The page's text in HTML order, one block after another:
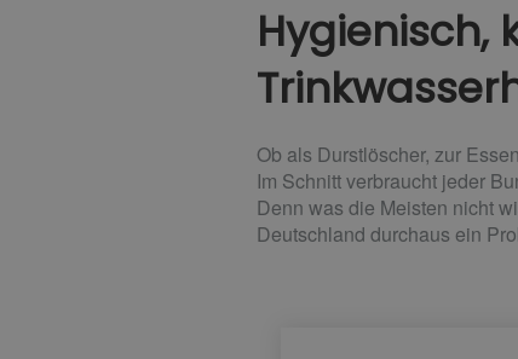
Hygienisch,
Ob als Durstlöscher, zur
Im Schnitt verbraucht jeder
Denn was die Meisten nicht
Deutschland durchaus ein